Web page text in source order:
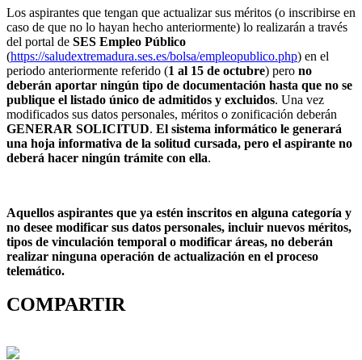
Los aspirantes que tengan que actualizar sus méritos (o inscribirse en
caso de que no lo hayan hecho anteriormente) lo realizarán a través
del portal de SES Empleo Público
(https://saludextremadura.ses.es/bolsa/empleopublico.php) en el
periodo anteriormente referido (1 al 15 de octubre) pero no
deberán aportar ningún tipo de documentación hasta que no se
publique el listado único de admitidos y excluidos. Una vez
modificados sus datos personales, méritos o zonificación deberán
GENERAR SOLICITUD. El sistema informático le generará
una hoja informativa de la solitud cursada, pero el aspirante no
deberá hacer ningún trámite con ella.
Aquellos aspirantes que ya estén inscritos en alguna categoría y
no desee modificar sus datos personales, incluir nuevos méritos,
tipos de vinculación temporal o modificar áreas, no deberán
realizar ninguna operación de actualización en el proceso
telemático.
COMPARTIR